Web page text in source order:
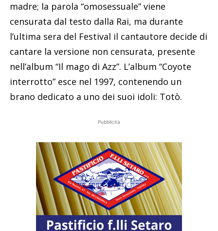
madre; la parola “omosessuale” viene
censurata dal testo dalla Rai, ma durante
l’ultima sera del Festival il cantautore decide di
cantare la versione non censurata, presente
nell’album “Il mago di Azz”. L’album “Coyote
interrotto” esce nel 1997, contenendo un
brano dedicato a uno dei suoi idoli: Totò.
Pubblicità